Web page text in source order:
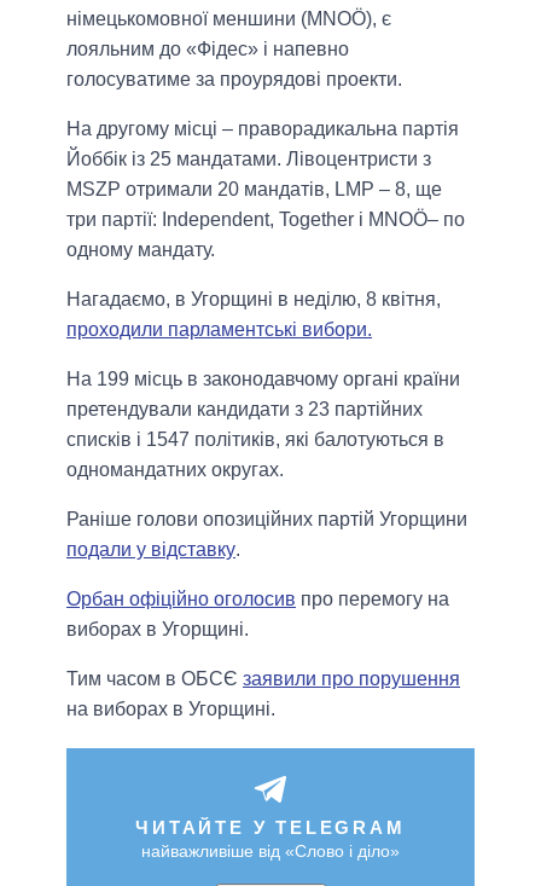
німецькомовної меншини (MNOÖ), є
лояльним до «Фідес» і напевно
голосуватиме за проурядові проекти.
На другому місці – праворадикальна партія
Йоббік із 25 мандатами. Лівоцентристи з
MSZP отримали 20 мандатів, LMP – 8, ще
три партії: Independent, Together і MNOÖ– по
одному мандату.
Нагадаємо, в Угорщині в неділю, 8 квітня,
проходили парламентські вибори.
На 199 місць в законодавчому органі країни
претендували кандидати з 23 партійних
списків і 1547 політиків, які балотуються в
одномандатних округах.
Раніше голови опозиційних партій Угорщини
подали у відставку.
Орбан офіційно оголосив про перемогу на
виборах в Угорщині.
Тим часом в ОБСЄ заявили про порушення
на виборах в Угорщині.
ЧИТАЙТЕ У TELEGRAM
найважливіше від «Слово і діло»